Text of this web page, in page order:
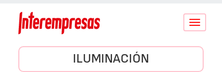
Conmutar
ILUMINACIÓN